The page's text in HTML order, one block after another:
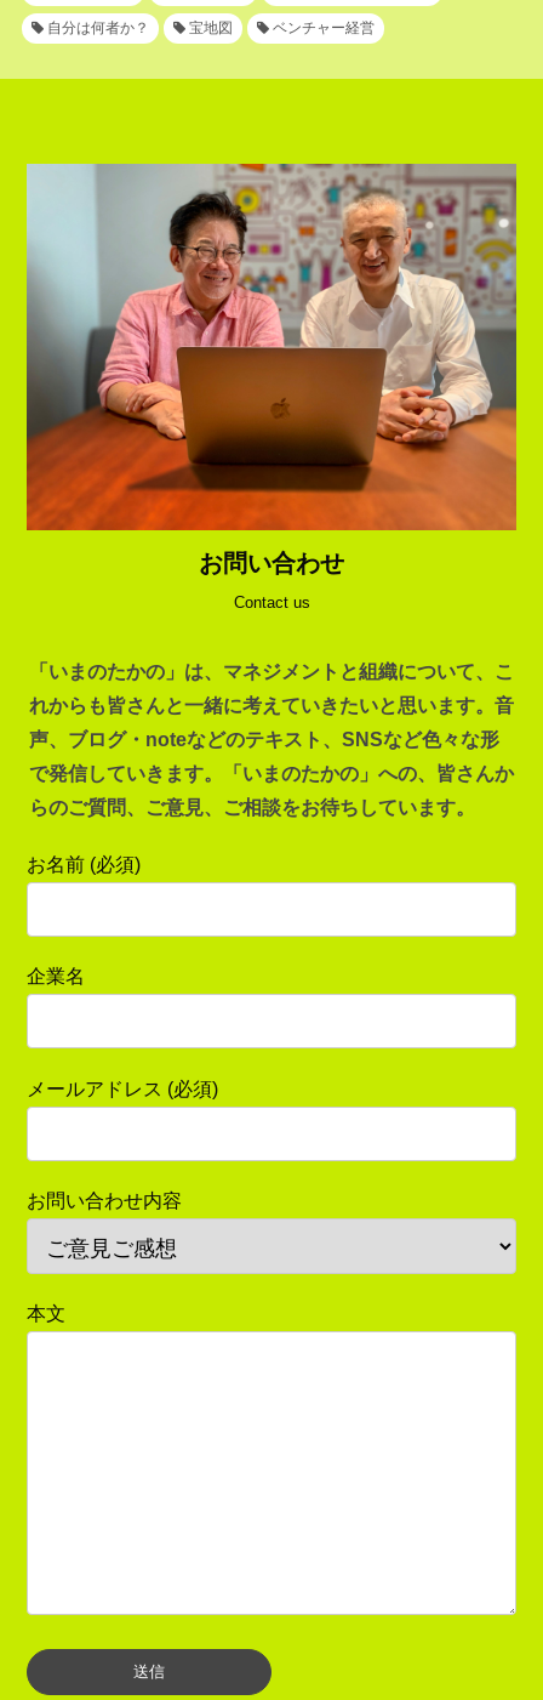
自分は何者か？ 宝地図 ベンチャー経営
お問い合わせ
Contact us
「いまのたかの」は、マネジメントと組織について、こ
れからも皆さんと一緒に考えていきたいと思います。音
声、ブログ・noteなどのテキスト、SNSなど色々な形
で発信していきます。「いまのたかの」への、皆さんか
らのご質問、ご意見、ご相談をお待ちしています。
お名前 (必須)
企業名
メールアドレス (必須)
お問い合わせ内容
本文